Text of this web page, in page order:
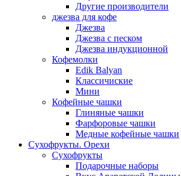
Другие производители
джезва для кофе
Джезва
Джезва с песком
Джезва индукционной
Кофемолки
Edik Balyan
Классичиские
Мини
Кофейные чашки
Глиняные чашки
Фарфоровые чашки
Медные кофейные чашки
Сухофрукты. Орехи
Сухофрукты
Подарочные наборы